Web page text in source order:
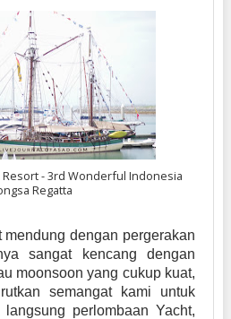
- 3rd Wonderful Indonesia
Regatta
mendung dengan pergerakan
sangat kencang dengan
moonsoon yang cukup kuat,
semangat kami untuk
langsung perlombaan Yacht,